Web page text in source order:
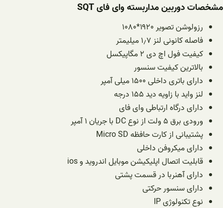
مشخصات دوربین مداربسته وای فای SQT
رزولوشن تصویر ۱۹۲۰*۱۰۸۰
فاصله کانونی لنز ۱٫۷ میلیمتر
کیفیت فول اچ دی ۲ مگاپیکسل
بالاترین کیفیت سنسور
دارای باتری داخلی ۱۵۰۰ میلی آمپر
لنز واید با زاویه دید ۱۵۵ درجه
دارای درگاه ارتباطی وای فای
ورودی برق ۵ ولت از نوع DC با جریان ۱ آمپر
پشتیبانی از کارت حافظه Micro SD
دارای میکروفن داخلی
قابلیت اتصال اپلیکیشن موبایل اندروید و ios
دارای آهنربا در قسمت پشتی
دارای سنسور حرکتی
نوع تکنولوژی IP